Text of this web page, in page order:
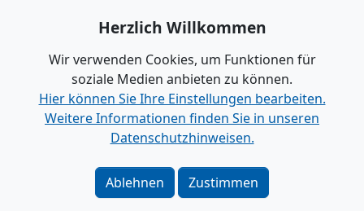
dodenhof
dodenhof als Arbeitgeber in Kaltenkirchen
Alle Videos anzeigen
Verlag|Kontakt
|Datenschutz|Barrierefreiheit
Herzlich Willkommen
Wir verwenden Cookies, um Funktionen für
soziale Medien anbieten zu können.
Hier können Sie Ihre Einstellungen bearbeiten.
Weitere Informationen finden Sie in unseren
Datenschutzhinweisen.
Ablehnen Zustimmen